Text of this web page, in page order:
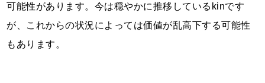
可能性があります。今は穏やかに推移しているkinです
が、これからの状況によっては価値が乱高下する可能性
もあります。